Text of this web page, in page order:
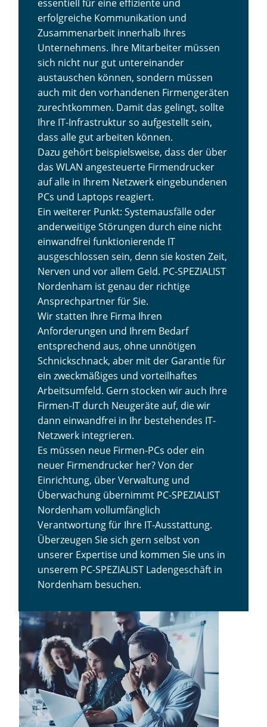
essentiell für eine effiziente und
erfolgreiche Kommunikation und
Zusammenarbeit innerhalb Ihres
Unternehmens. Ihre Mitarbeiter müssen
sich nicht nur gut untereinander
austauschen können, sondern müssen
auch mit den vorhandenen Firmengeräten
zurechtkommen. Damit das gelingt, sollte
Ihre IT-Infrastruktur so aufgestellt sein,
dass alle gut arbeiten können.
Dazu gehört beispielsweise, dass der über
das WLAN angesteuerte Firmendrucker
auf alle in Ihrem Netzwerk eingebundenen
PCs und Laptops reagiert.
Ein weiterer Punkt: Systemausfälle oder
anderweitige Störungen durch eine nicht
einwandfrei funktionierende IT
ausgeschlossen sein, denn sie kosten Zeit,
Nerven und vor allem Geld. PC-SPEZIALIST
Nordenham ist genau der richtige
Ansprechpartner für Sie.
Wir statten Ihre Firma Ihren
Anforderungen und Ihrem Bedarf
entsprechend aus, ohne unnötigen
Schnickschnack, aber mit der Garantie für
ein zweckmäßiges und vorteilhaftes
Arbeitsumfeld. Gern stocken wir auch Ihre
Firmen-IT durch Neugeräte auf, die wir
dann einwandfrei in Ihr bestehendes IT-
Netzwerk integrieren.
Es müssen neue Firmen-PCs oder ein
neuer Firmendrucker her? Von der
Einrichtung, über Verwaltung und
Überwachung übernimmt PC-SPEZIALIST
Nordenham vollumfänglich
Verantwortung für Ihre IT-Ausstattung.
Überzeugen Sie sich gern selbst von
unserer Expertise und kommen Sie uns in
unserem PC-SPEZIALIST Ladengeschäft in
Nordenham besuchen.